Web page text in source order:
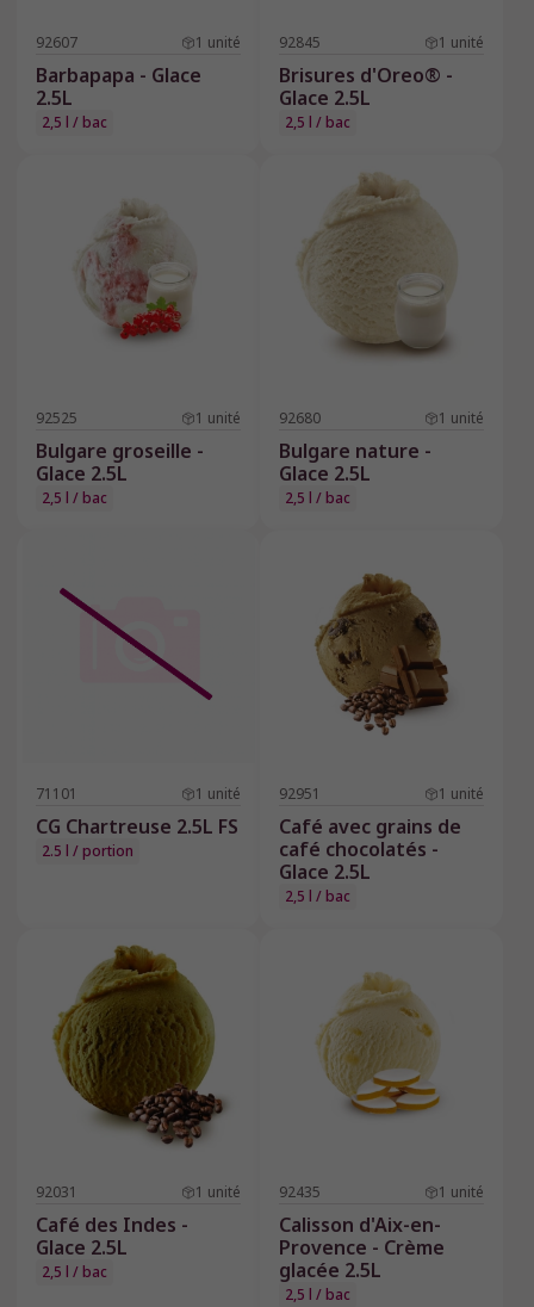
92607 1 unité
Barbapapa - Glace
2.5L
2,5 l / bac
92845 1 unité
Brisures d'Oreo® -
Glace 2.5L
2,5 l / bac
92525 1 unité
Bulgare groseille -
Glace 2.5L
2,5 l / bac
92680 1 unité
Bulgare nature -
Glace 2.5L
2,5 l / bac
71101 1 unité
CG Chartreuse 2.5L FS
2.5 l / portion
92951 1 unité
Café avec grains de
café chocolatés -
Glace 2.5L
2,5 l / bac
92031 1 unité
Café des Indes -
Glace 2.5L
2,5 l / bac
92435 1 unité
Calisson d'Aix-en-
Provence - Crème
glacée 2.5L
2,5 l / bac